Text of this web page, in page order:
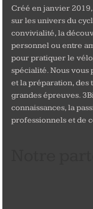
Créé en janvier
sur les univers du
convivialité, la
personnel ou entre
pour pratiquer le
spécialité. Nous vous
et la préparation, des
grandes épreuves.
connaissances, la
professionnels et de